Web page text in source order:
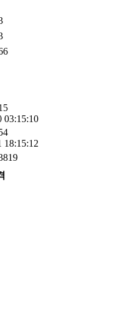
03:15:10
18:15:12